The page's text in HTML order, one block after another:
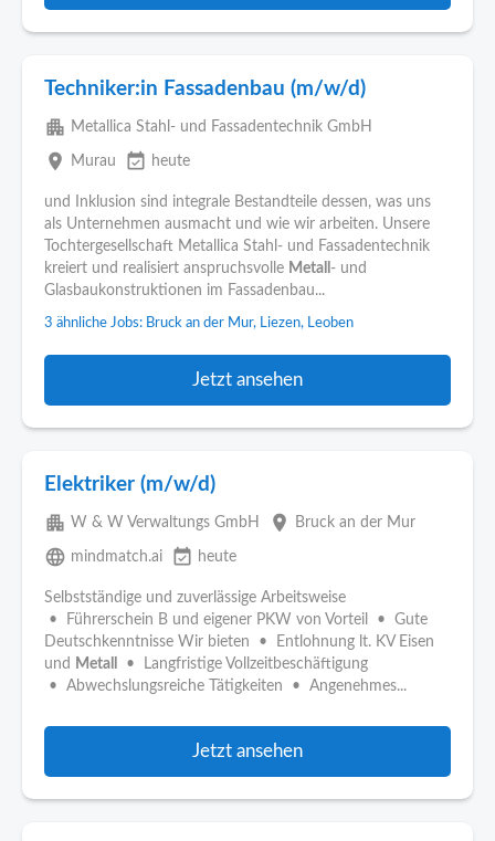
Techniker:in Fassadenbau (m/w/d)
apartment Metallica Stahl- und Fassadentechnik GmbH
place Murau event_available heute
und Inklusion sind integrale Bestandteile dessen, was uns
als Unternehmen ausmacht und wie wir arbeiten. Unsere
Tochtergesellschaft Metallica Stahl- und Fassadentechnik
kreiert und realisiert anspruchsvolle Metall - und
Glasbaukonstruktionen im Fassadenbau...
3 ähnliche Jobs: Bruck an der Mur, Liezen, Leoben
Jetzt ansehen
Elektriker (m/w/d)
apartment W & W Verwaltungs GmbH place Bruck an der Mur
language mindmatch.ai event_available heute
Selbstständige und zuverlässige Arbeitsweise
• Führerschein B und eigener PKW von Vorteil • Gute
Deutschkenntnisse Wir bieten • Entlohnung lt. KV Eisen
und Metall
• Langfristige Vollzeitbeschäftigung
• Abwechslungsreiche Tätigkeiten • Angenehmes...
Jetzt ansehen